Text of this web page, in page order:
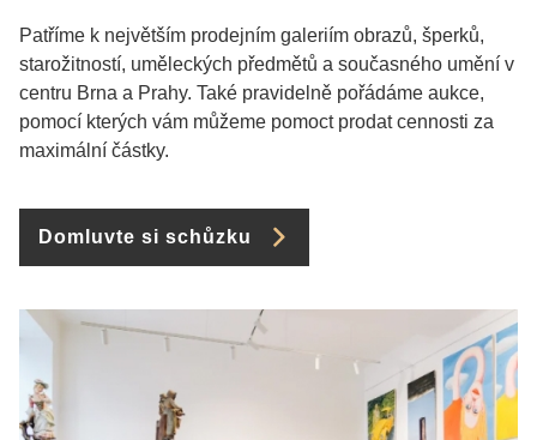
Patříme k největším prodejním galeriím obrazů, šperků,
starožitností, uměleckých předmětů a současného umění v
centru Brna a Prahy. Také pravidelně pořádáme aukce,
pomocí kterých vám můžeme pomoct prodat cennosti za
maximální částky.
Domluvte si schůzku